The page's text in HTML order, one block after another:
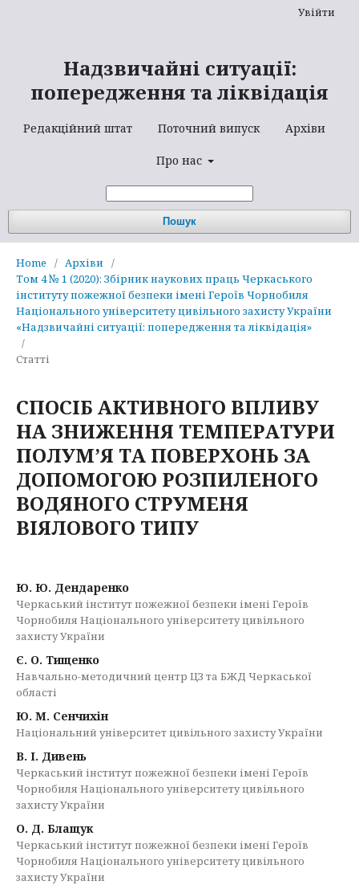
Надзвичайні ситуації:
попередження та ліквідація
Редакційний штат Поточний випуск Архіви
Про нас
Пошук
Увійти
Home / Архіви
/
Том 4 № 1 (2020): Збірник наукових праць Черкаського
інституту пожежної безпеки імені Героїв Чорнобиля
Національного університету цивільного захисту України
«Надзвичайні ситуації: попередження та ліквідація»
/
Статті
СПОСІБ АКТИВНОГО ВПЛИВУ
НА ЗНИЖЕННЯ ТЕМПЕРАТУРИ
ПОЛУМ’Я ТА ПОВЕРХОНЬ ЗА
ДОПОМОГОЮ РОЗПИЛЕНОГО
ВОДЯНОГО СТРУМЕНЯ
ВІЯЛОВОГО ТИПУ
Ю. Ю. Дендаренко
Черкаський інститут пожежної безпеки імені Героїв
Чорнобиля Національного університету цивільного
захисту України
Є. О. Тищенко
Навчально-методичний центр ЦЗ та БЖД Черкаської
області
Ю. М. Сенчихін
Національний університет цивільного захисту України
В. І. Дивень
Черкаський інститут пожежної безпеки імені Героїв
Чорнобиля Національного університету цивільного
захисту України
О. Д. Блащук
Черкаський інститут пожежної безпеки імені Героїв
Чорнобиля Національного університету цивільного
захисту України